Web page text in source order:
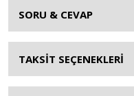
SORU & CEVAP
TAKSİT SEÇENEKLERİ